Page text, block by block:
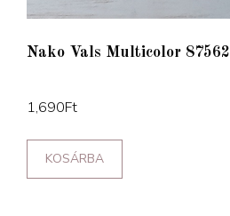
Nako Vals Multicolor 87562
1,690Ft
KOSÁRBA